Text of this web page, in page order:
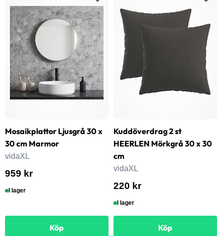
Mosaikplattor Ljusgrå 30 x
30 cm Marmor
vidaXL
959 kr
I lager
Köp
Kuddöverdrag 2 st
HEERLEN Mörkgrå 30 x 30
cm
vidaXL
220 kr
I lager
Köp